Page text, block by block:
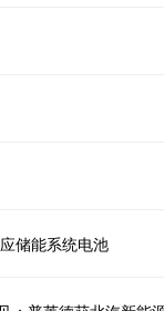
储能系统电池